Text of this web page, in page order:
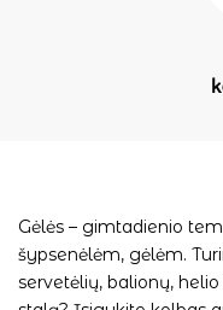
Gėlės – gimtadienio
šypsenėlėm, gėlėm.
servetėlių, balionų,